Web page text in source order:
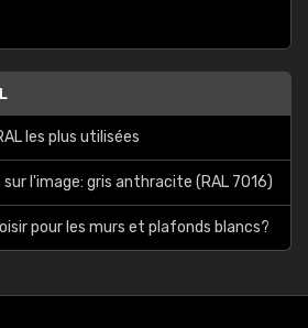
les plus utilisées
sur l'image: gris anthracite (RAL 7016)
pour les murs et plafonds blancs?